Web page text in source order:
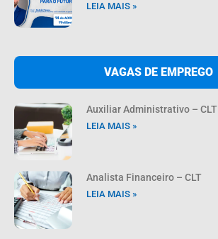
LEIA MAIS »
VAGAS DE EMPREGO
Auxiliar Administrativo – CLT
LEIA MAIS »
Analista Financeiro – CLT
LEIA MAIS »